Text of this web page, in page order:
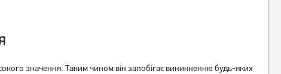
значення. Таким чином він запобігає виникненню будь-яких